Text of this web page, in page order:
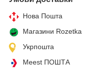
Нова Пошта
Магазини Rozetka
Укрпошта
Meest ПОШТА